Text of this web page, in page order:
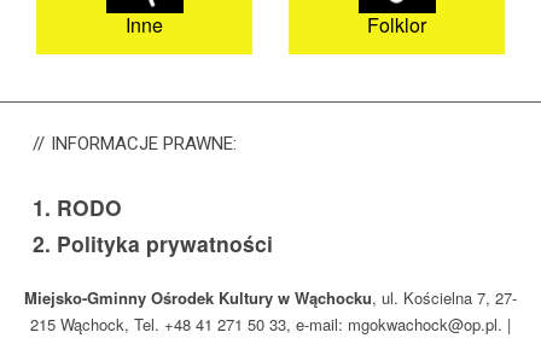
Inne Folklor
INFORMACJEPRAWNE:
1. RODO
2. Polityka prywatności
Miejsko-Gminny Ośrodek Kultury w Wąchocku, ul. Kościelna 7, 27-
215 Wąchock, Tel. +48 41 271 50 33, e-mail: mgokwachock@op.pl. |